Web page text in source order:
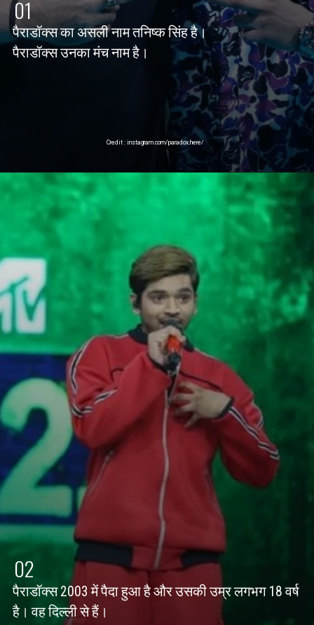
01
पैराडॉक्स का असली नाम तनिष्क सिंह है।
पैराडॉक्स उनका मंच नाम है।
Credit : instagram.com/paradox.here/
02
पैराडॉक्स 2003 में पैदा हुआ है और उसकी उम्र लगभग 18 वर्ष
है। वह दिल्लीसे हैं।